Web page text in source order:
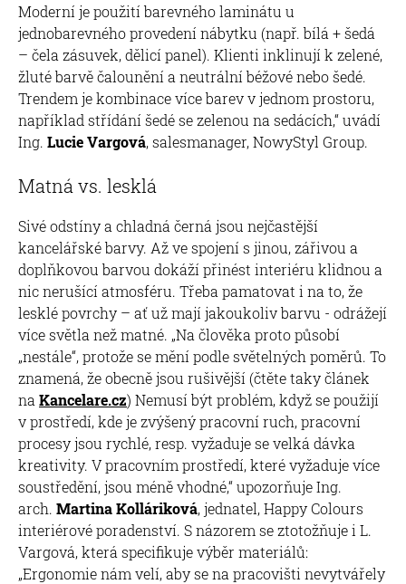
Moderní je použití barevného laminátu u
jednobarevného provedení nábytku (např. bílá + šedá
– čela zásuvek, dělicí panel). Klienti inklinují k zelené,
žluté barvě čalounění a neutrální béžové nebo šedé.
Trendem je kombinace více barev v jednom prostoru,
například střídání šedé se zelenou na sedácích,“ uvádí
Ing. Lucie Vargová, salesmanager, NowyStyl Group.
Matná vs. lesklá
Sivé odstíny a chladná černá jsou nejčastější
kancelářské barvy. Až ve spojení s jinou, zářivou a
doplňkovou barvou dokáží přinést interiéru klidnou a
nic nerušící atmosféru. Třeba pamatovat i na to, že
lesklé povrchy – ať už mají jakoukoliv barvu - odrážejí
více světla než matné. „Na člověka proto působí
„nestále“, protože se mění podle světelných poměrů. To
znamená, že obecně jsou rušivější (čtěte taky článek
na Kancelare.cz) Nemusí být problém, když se použijí
v prostředí, kde je zvýšený pracovní ruch, pracovní
procesy jsou rychlé, resp. vyžaduje se velká dávka
kreativity. V pracovním prostředí, které vyžaduje více
soustředění, jsou méně vhodné,“ upozorňuje Ing.
arch. Martina Kolláriková, jednatel, Happy Colours
interiérové poradenství. S názorem se ztotožňuje i L.
Vargová, která specifikuje výběr materiálů:
„Ergonomie nám velí, aby se na pracovišti nevytvářely